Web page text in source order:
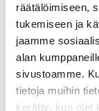
räätälöimiseen,
tukemiseen ja
jaamme
alan
sivustoamme.
tietoja muihin
kerätty, kun olet